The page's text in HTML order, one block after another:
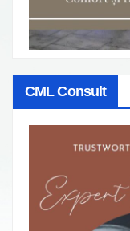
CML Consult